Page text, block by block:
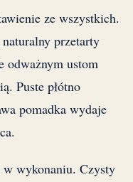
ze wszystkich.
przetarty
odważnym ustom
Puste płótno
pomadka wydaje
w wykonaniu. Czysty